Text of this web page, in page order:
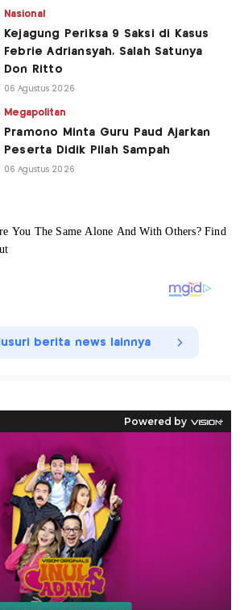
Nasional
Kejagung Periksa 9 Saksi di Kasus
Febrie Adriansyah, Salah Satunya
Don Ritto
06 Agustus 2026
Megapolitan
Pramono Minta Guru Paud Ajarkan
Peserta Didik Pilah Sampah
06 Agustus 2026
berita news lainnya